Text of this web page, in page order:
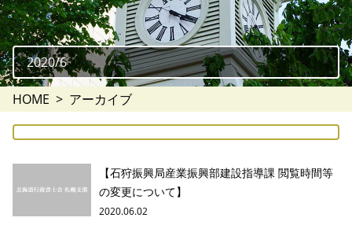
2020/6
HOME アーカイブ
【石狩振興局産業振興部建設指導課 閲覧時間等
の変更について】
2020.06.02